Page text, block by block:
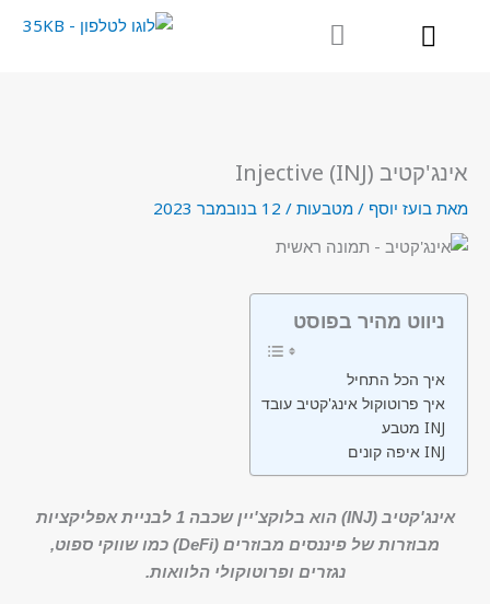
אינג'קטיב (INJ) Injective
מאת בועז יוסף / מטבעות / 12 בנובמבר 2023
ניווט מהיר בפוסט
איך הכל התחיל
איך פרוטוקול אינג'קטיב עובד
מטבע INJ
איפה קונים INJ
אינג'קטיב (INJ) הוא בלוקצ'יין שכבה 1 לבניית אפליקציות
מבוזרות של פיננסים מבוזרים (DeFi) כמו שווקי ספוט,
נגזרים ופרוטוקולי הלוואות.